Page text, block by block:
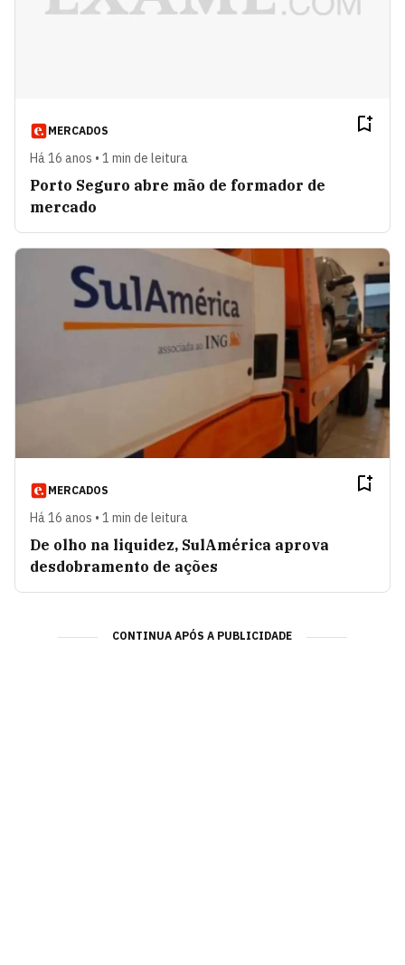
MERCADOS
Há 16 anos • 1 min de leitura
Porto Seguro abre mão de formador de
mercado
MERCADOS
Há 16 anos • 1 min de leitura
De olho na liquidez, SulAmérica aprova
desdobramento de ações
CONTINUA APÓS A PUBLICIDADE